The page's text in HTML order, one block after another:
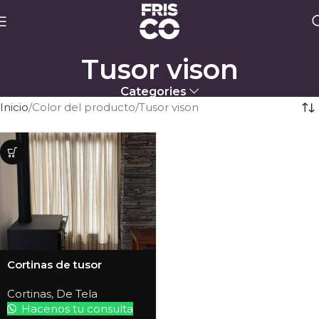
Tusor vison
Categories
Inicio Color del producto Tusor vison
Cortinas de tusor
Cortinas, De Tela
Hacenos tu consulta